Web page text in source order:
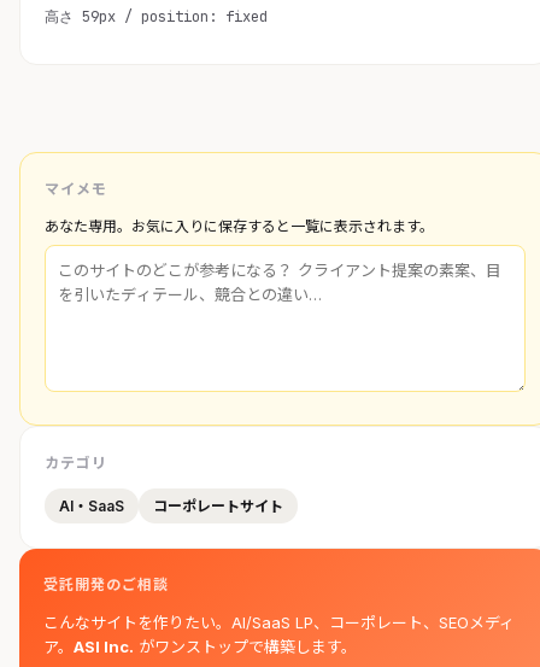
高さ 59px / position: fixed
マイメモ
あなた専用。お気に入りに保存すると一覧に表示されます。
カテゴリ
AI・SaaS コーポレートサイト
受託開発のご相談
こんなサイトを作りたい。AI/SaaS LP、コーポレート、SEOメディ
ア。 ASI Inc. がワンストップで構築します。